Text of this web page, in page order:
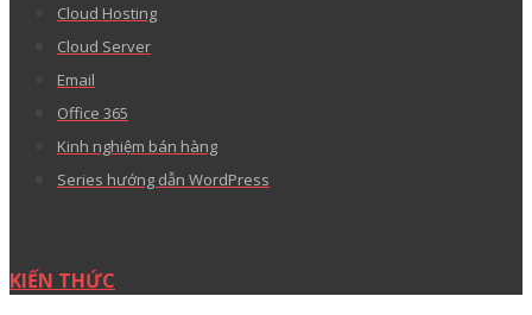
Cloud Hosting
Cloud Server
Email
Office 365
Kinh nghiệm bán hàng
Series hướng dẫn WordPress
KIẾN THỨC